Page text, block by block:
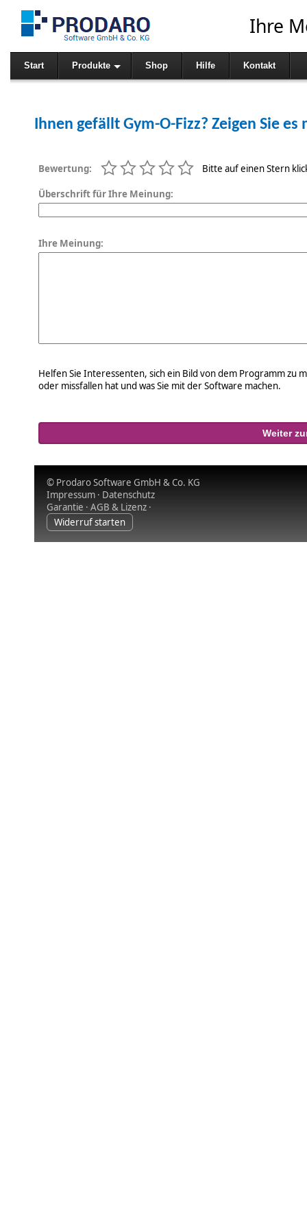
Ihre
Start Produkte Shop Hilfe Kontakt
Ihnen gefällt Gym-O-Fizz? Zeigen Sie
Bewertung: Bitte auf einen Stern
Überschrift für Ihre Meinung:
Ihre Meinung:
Helfen Sie Interessenten, sich ein Bild von dem Programm zu
oder missfallen hat und was Sie mit der Software machen.
© Prodaro Software GmbH & Co. KG
Impressum · Datenschutz
Garantie · AGB & Lizenz ·
Widerruf starten